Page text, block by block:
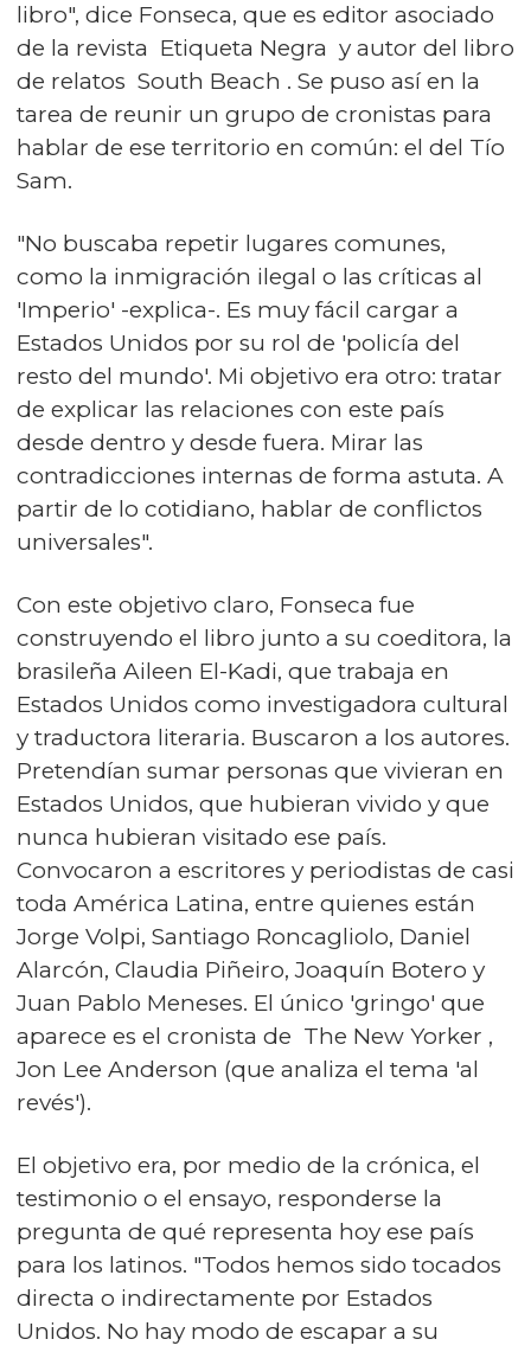
libro", dice Fonseca, que es editor asociado
de la revista Etiqueta Negra y autor del libro
de relatos South Beach . Se puso así en la
tarea de reunir un grupo de cronistas para
hablar de ese territorio en común: el del Tío
Sam.
"No buscaba repetir lugares comunes,
como la inmigración ilegal o las críticas al
'Imperio' -explica-. Es muy fácil cargar a
Estados Unidos por su rol de 'policía del
resto del mundo'. Mi objetivo era otro: tratar
de explicar las relaciones con este país
desde dentro y desde fuera. Mirar las
contradicciones internas de forma astuta. A
partir de lo cotidiano, hablar de conflictos
universales".
Con este objetivo claro, Fonseca fue
construyendo el libro junto a su coeditora, la
brasileña Aileen El-Kadi, que trabaja en
Estados Unidos como investigadora cultural
y traductora literaria. Buscaron a los autores.
Pretendían sumar personas que vivieran en
Estados Unidos, que hubieran vivido y que
nunca hubieran visitado ese país.
Convocaron a escritores y periodistas de casi
toda América Latina, entre quienes están
Jorge Volpi, Santiago Roncagliolo, Daniel
Alarcón, Claudia Piñeiro, Joaquín Botero y
Juan Pablo Meneses. El único 'gringo' que
aparece es el cronista de The New Yorker ,
Jon Lee Anderson (que analiza el tema 'al
revés').
El objetivo era, por medio de la crónica, el
testimonio o el ensayo, responderse la
pregunta de qué representa hoy ese país
para los latinos. "Todos hemos sido tocados
directa o indirectamente por Estados
Unidos. No hay modo de escapar a su